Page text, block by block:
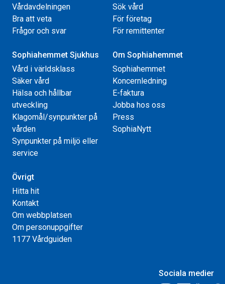
Vårdavdelningen
Bra att veta
Frågor och svar
Sök vård
För företag
För remittenter
Sophiahemmet Sjukhus
Vård i världsklass
Säker vård
Hälsa och hållbar
utveckling
Klagomål/synpunkter på
vården
Synpunkter på miljö eller
service
Om Sophiahemmet
Sophiahemmet
Koncernledning
E-faktura
Jobba hos oss
Press
SophiaNytt
Övrigt
Hitta hit
Kontakt
Om webbplatsen
Om personuppgifter
1177 Vårdguiden
Sociala medier